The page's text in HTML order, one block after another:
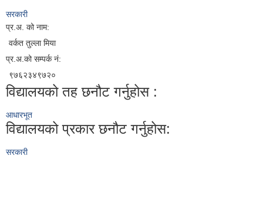
सरकारी
प्र.अ. को नाम:
वर्कत तुल्ला मिया
प्र.अ.को सम्पर्क नं:
९७६२३४९७२०
विद्यालयको तह छनौट गर्नुहोस :
आधारभूत
विद्यालयको प्रकार छनौट गर्नुहोस:
सरकारी